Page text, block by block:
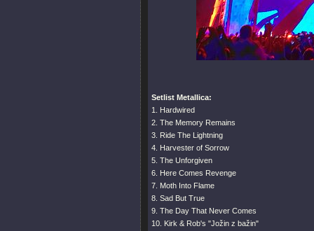
Setlist Metallica:
1. Hardwired
2. The Memory Remains
3. Ride The Lightning
4. Harvester of Sorrow
5. The Unforgiven
6. Here Comes Revenge
7. Moth Into Flame
8. Sad But True
9. The Day That Never Comes
10. Kirk & Rob's "Jožin z bažin"